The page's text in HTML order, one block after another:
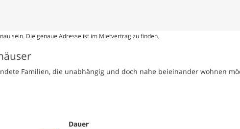
sein. Die genaue Adresse ist im Mietvertrag zu finden.
Familien, die unabhängig und doch nahe beieinander wohnen
Dauer